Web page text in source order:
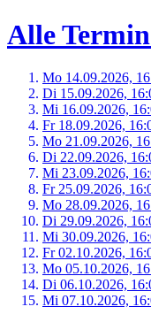
Alle
Mo 14.09.2026,
Di 15.09.2026,
Mi 16.09.2026,
Fr 18.09.2026,
Mo 21.09.2026,
Di 22.09.2026,
Mi 23.09.2026,
Fr 25.09.2026,
Mo 28.09.2026,
Di 29.09.2026,
Mi 30.09.2026,
Fr 02.10.2026,
Mo 05.10.2026,
Di 06.10.2026,
Mi 07.10.2026,